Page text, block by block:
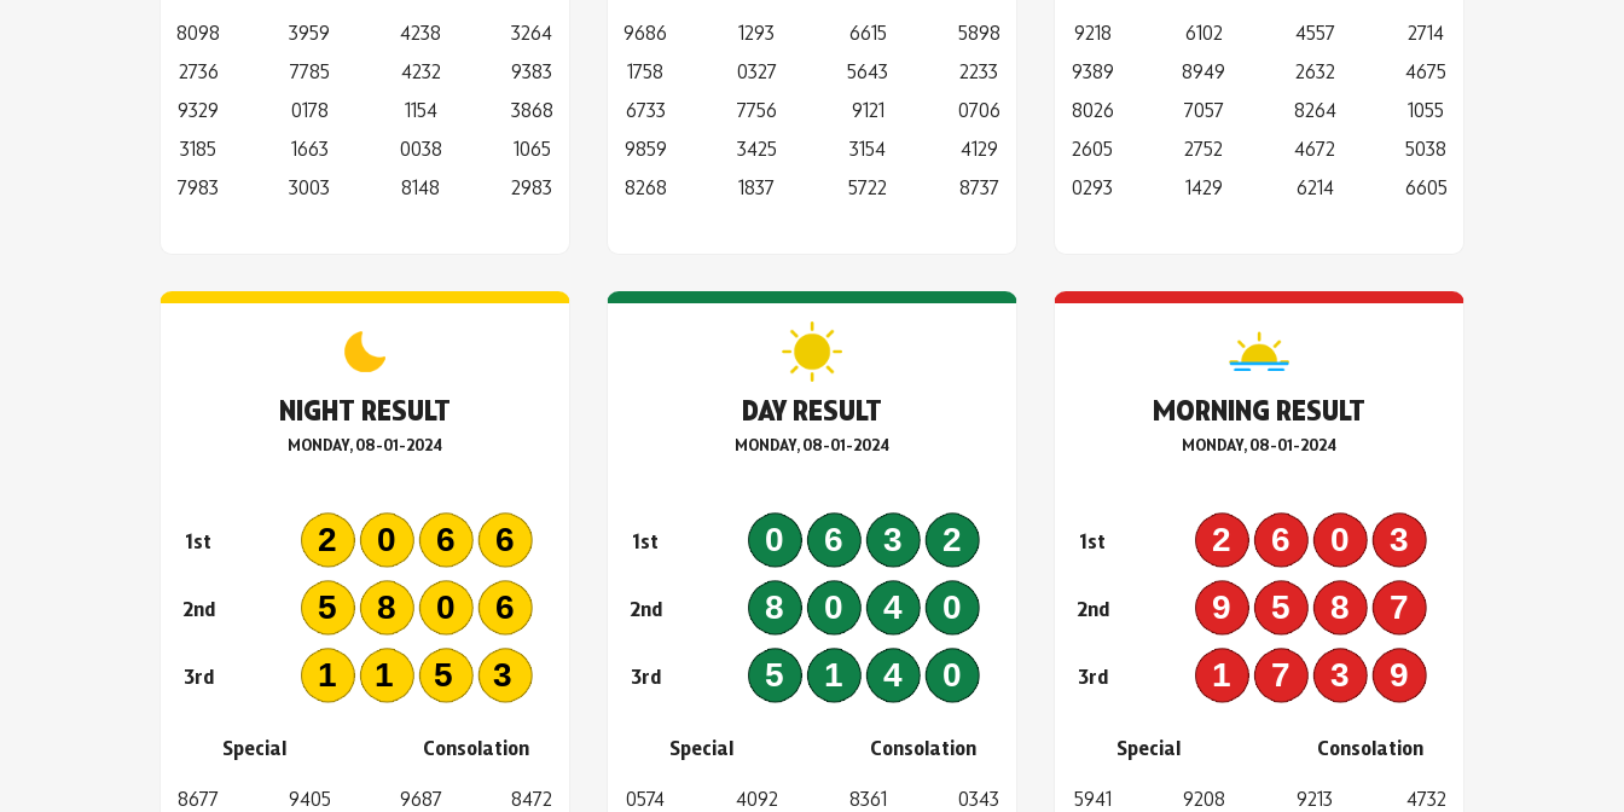
8098
2736
9329
3185
7983
3959
7785
0178
1663
3003
4238
4232
1154
0038
8148
3264
9383
3868
1065
2983
9686
1758
6733
9859
8268
1293
0327
7756
3425
1837
6615
5643
9121
3154
5722
5898
2233
0706
4129
8737
9218
9389
8026
2605
0293
6102
8949
7057
2752
1429
4557
2632
8264
4672
6214
2714
4675
1055
5038
6605
NIGHT RESULT
MONDAY, 08-01-2024
1st 2066
2nd 5806
3rd 1153
Special
8677
9405
Consolation
9687
8472
DAY RESULT
MONDAY, 08-01-2024
1st 0632
2nd 8040
3rd 5140
Special
0574
4092
Consolation
8361
0343
MORNING RESULT
MONDAY, 08-01-2024
1st 2603
2nd 9587
3rd 1739
Special
5941
9208
Consolation
9213
4732